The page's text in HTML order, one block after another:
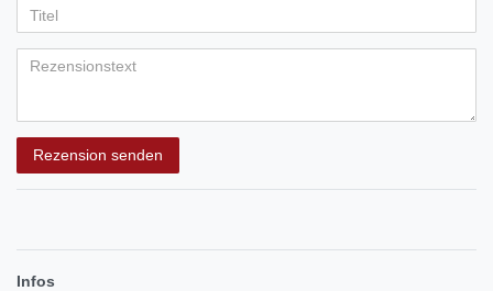
Bewertungssternen
Bewertungssternen
Bewertungssternen
Bewertungssternen
Bewertungssternen
Anzeigename
(optional)
Rezension senden
Infos